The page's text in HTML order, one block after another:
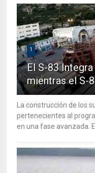
1
El S-83
mientras el S-
La construcción de los
pertenecientes al
en una fase avanzada. El